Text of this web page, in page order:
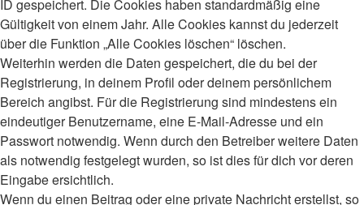
ID gespeichert. Die Cookies haben standardmäßig eine
Gültigkeit von einem Jahr. Alle Cookies kannst du jederzeit
über die Funktion „Alle Cookies löschen“ löschen.
Weiterhin werden die Daten gespeichert, die du bei der
Registrierung, in deinem Profil oder deinem persönlichem
Bereich angibst. Für die Registrierung sind mindestens ein
eindeutiger Benutzername, eine E-Mail-Adresse und ein
Passwort notwendig. Wenn durch den Betreiber weitere Daten
als notwendig festgelegt wurden, so ist dies für dich vor deren
Eingabe ersichtlich.
Wenn du einen Beitrag oder eine private Nachricht erstellst, so